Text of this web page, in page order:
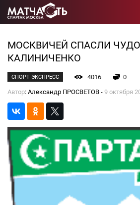
МОСКВИЧЕЙ СПАСЛИ
КАЛИНИЧЕНКО
СПОРТ-ЭКСПРЕСС 4016
0
Автор: Александр ПРОСВЕТОВ - 9 октября